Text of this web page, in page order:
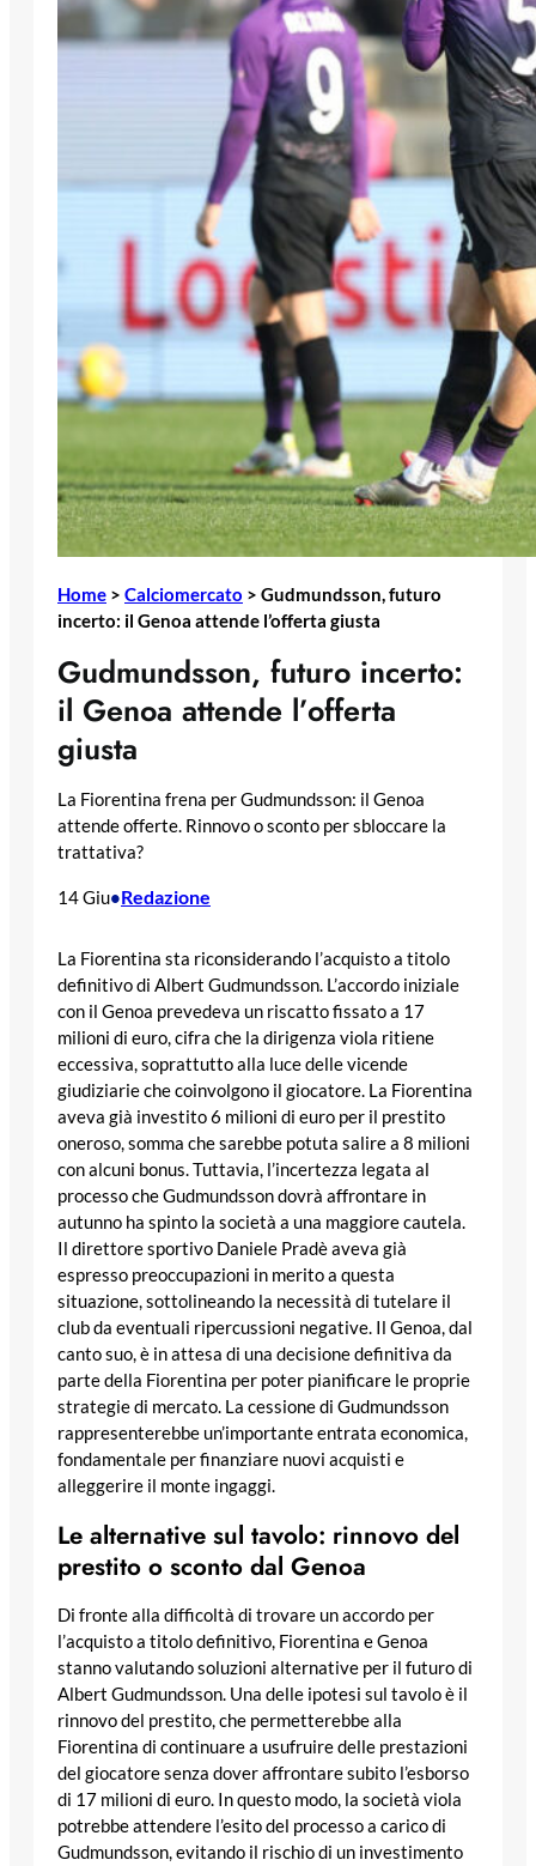
Home > Calciomercato > Gudmundsson, futuro
incerto: il Genoa attende l’offerta giusta
Gudmundsson, futuro incerto:
il Genoa attende l’offerta
giusta
La Fiorentina frena per Gudmundsson: il Genoa
attende offerte. Rinnovo o sconto per sbloccare la
trattativa?
14 Giu•Redazione
La Fiorentina sta riconsiderando l’acquisto a titolo
definitivo di Albert Gudmundsson. L’accordo iniziale
con il Genoa prevedeva un riscatto fissato a 17
milioni di euro, cifra che la dirigenza viola ritiene
eccessiva, soprattutto alla luce delle vicende
giudiziarie che coinvolgono il giocatore. La Fiorentina
aveva già investito 6 milioni di euro per il prestito
oneroso, somma che sarebbe potuta salire a 8 milioni
con alcuni bonus. Tuttavia, l’incertezza legata al
processo che Gudmundsson dovrà affrontare in
autunno ha spinto la società a una maggiore cautela.
Il direttore sportivo Daniele Pradè aveva già
espresso preoccupazioni in merito a questa
situazione, sottolineando la necessità di tutelare il
club da eventuali ripercussioni negative. Il Genoa, dal
canto suo, è in attesa di una decisione definitiva da
parte della Fiorentina per poter pianificare le proprie
strategie di mercato. La cessione di Gudmundsson
rappresenterebbe un’importante entrata economica,
fondamentale per finanziare nuovi acquisti e
alleggerire il monte ingaggi.
Le alternative sul tavolo: rinnovo del
prestito o sconto dal Genoa
Di fronte alla difficoltà di trovare un accordo per
l’acquisto a titolo definitivo, Fiorentina e Genoa
stanno valutando soluzioni alternative per il futuro di
Albert Gudmundsson. Una delle ipotesi sul tavolo è il
rinnovo del prestito, che permetterebbe alla
Fiorentina di continuare a usufruire delle prestazioni
del giocatore senza dover affrontare subito l’esborso
di 17 milioni di euro. In questo modo, la società viola
potrebbe attendere l’esito del processo a carico di
Gudmundsson, evitando il rischio di un investimento